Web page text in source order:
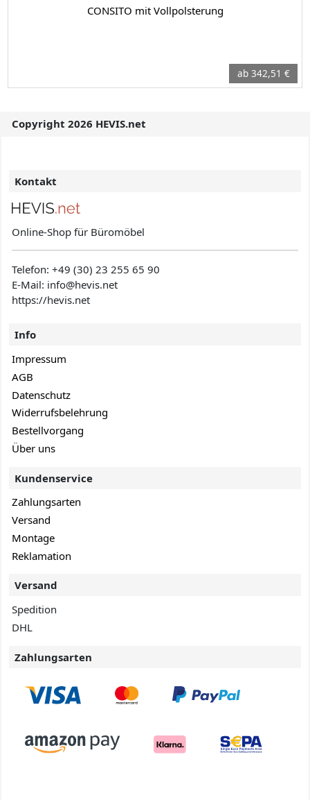
CONSITO mit Vollpolsterung
ab 342,51 €
Copyright 2026 HEVIS.net
Kontakt
Online-Shop für Büromöbel
Telefon:+49 (30) 23 255 65 90
E-Mail: info@hevis.net
https://hevis.net
Info
Impressum
AGB
Datenschutz
Widerrufsbelehrung
Bestellvorgang
Über uns
Kundenservice
Zahlungsarten
Versand
Montage
Reklamation
Versand
Spedition
DHL
Zahlungsarten